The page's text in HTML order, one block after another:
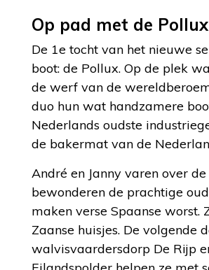
Op pad met de Pollux
De 1e tocht van het nieuwe
boot: de Pollux. Op de plek
de werf van de
duo hun wat handzamere
Nederlands oudste
de bakermat van de
André en Janny varen over
bewonderen de prachtige
maken verse Spaanse worst.
Zaanse huisjes. De
walvisvaardersdorp De Rijp